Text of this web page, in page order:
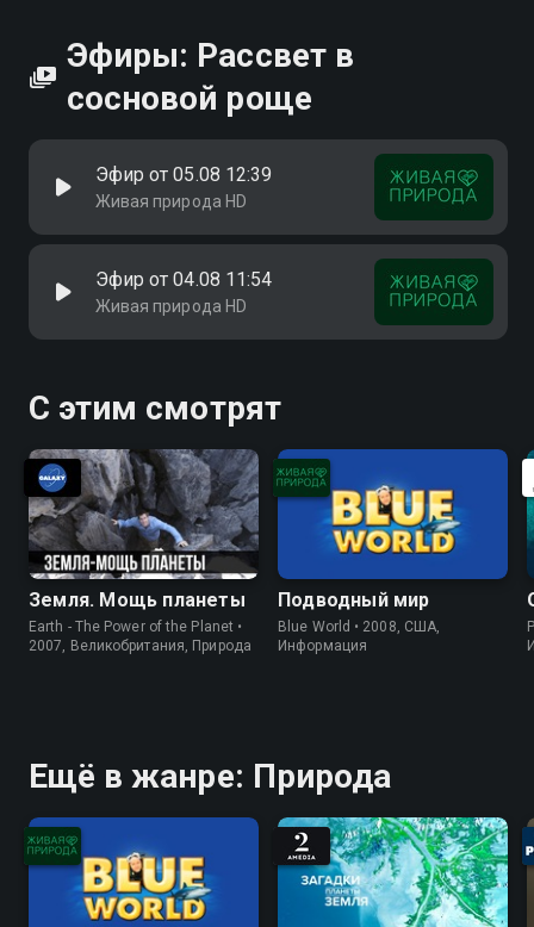
Эфиры: Рассвет в
сосновой роще
Эфир от 05.08 12:39
Живая природа HD
Эфир от 04.08 11:54
Живая природа HD
С этим смотрят
Земля. Мощь планеты
Earth - The Power of the Planet •
2007, Великобритания, Природа
Подводный мир
Blue World • 2008, США,
Информация
Ещё в жанре: Природа